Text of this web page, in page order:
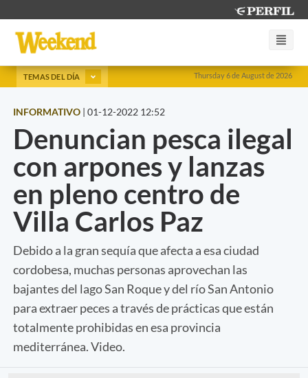
Thursday 6 de August de 2026
TEMAS DEL DÍA
INFORMATIVO | 01-12-2022 12:52
Denuncian pesca ilegal
con arpones y lanzas
en pleno centro de
Villa Carlos Paz
Debido a la gran sequía que afecta a esa ciudad
cordobesa, muchas personas aprovechan las
bajantes del lago San Roque y del río San Antonio
para extraer peces a través de prácticas que están
totalmente prohibidas en esa provincia
mediterránea. Video.